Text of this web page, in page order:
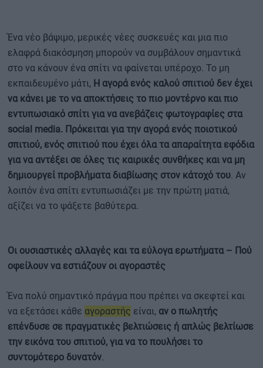
Ένα νέο βάψιμο, μερικές νέες συσκευές και μια πιο
ελαφρά διακόσμηση μπορούν να συμβάλουν σημαντικά
στο να κάνουν ένα σπίτι να φαίνεται υπέροχο. Το μη
εκπαιδευμένο μάτι, Η αγορά ενός καλού σπιτιού δεν έχει
να κάνει με το να αποκτήσεις το πιο μοντέρνο και πιο
εντυπωσιακό σπίτι για να ανεβάζεις φωτογραφίες στα
social media. Πρόκειται για την αγορά ενός ποιοτικού
σπιτιού, ενός σπιτιού που έχει όλα τα απαραίτητα εφόδια
για να αντέξει σε όλες τις καιρικές συνθήκες και να μη
δημιουργεί προβλήματα διαβίωσης στον κάτοχό του. Αν
λοιπόν ένα σπίτι εντυπωσιάζει με την πρώτη ματιά,
αξίζει να το ψάξετε βαθύτερα.
Οι ουσιαστικές αλλαγές και τα εύλογα ερωτήματα – Πού
οφείλουν να εστιάζουν οι αγοραστές
Ένα πολύ σημαντικό πράγμα που πρέπει να σκεφτεί και
να εξετάσει κάθε αγοραστής είναι, αν ο πωλητής
επένδυσε σε πραγματικές βελτιώσεις ή απλώς βελτίωσε
την εικόνα του σπιτιού, για να το πουλήσει το
συντομότερο δυνατόν.